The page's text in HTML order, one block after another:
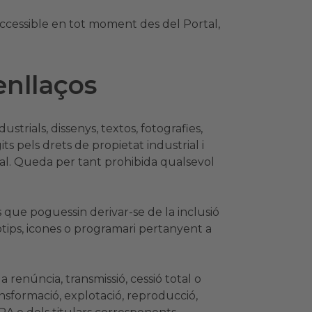
en tot moment des del Portal,
dissenys, textos, fotografies,
pels drets de propietat industrial i
Queda per tant prohibida qualsevol
poguessin derivar-se de la inclusió
icones o programari pertanyent a
transmissió, cessió total o
explotació, reproducció,